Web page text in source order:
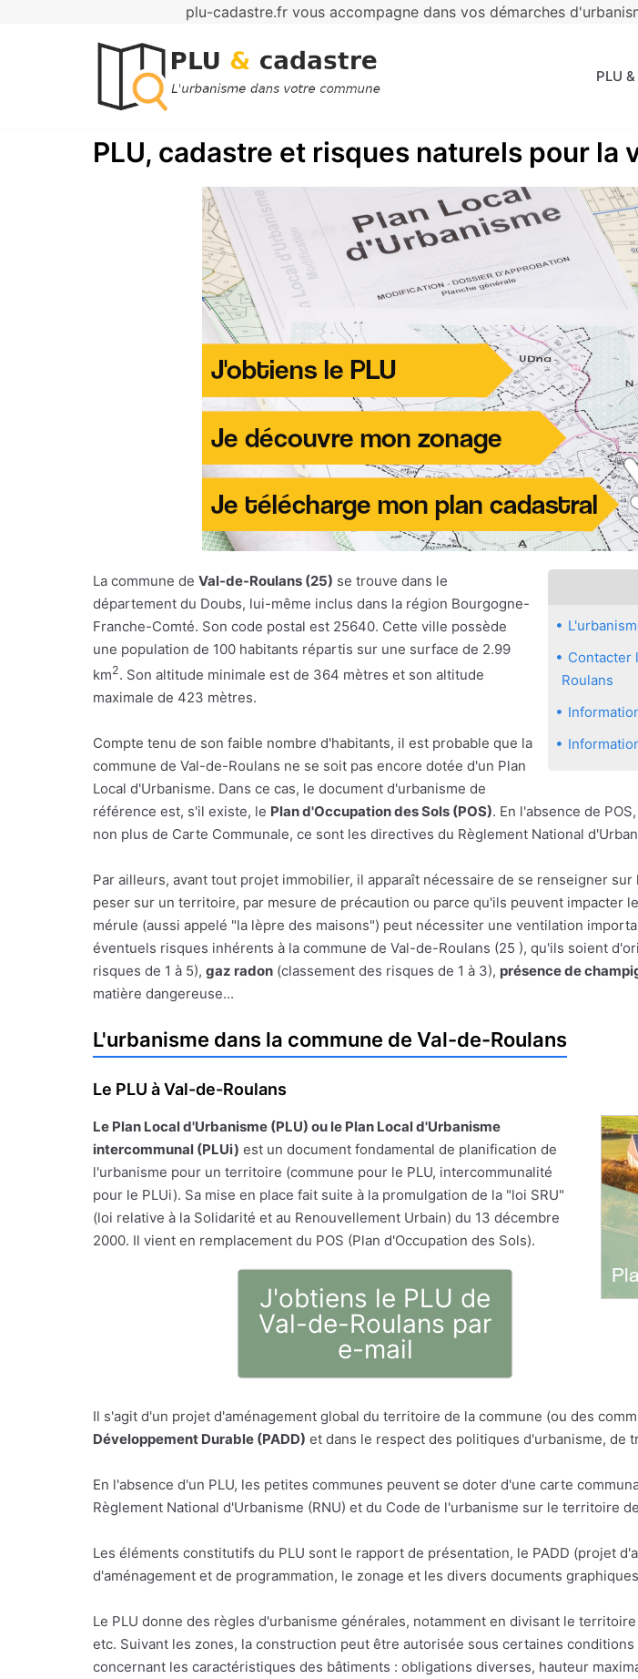
plu-cadastre.fr vous accompagne dans vos démarches
PLU
PLU, cadastre et risques naturels pour la
Contacter
Roulans
La commune de Val-de-Roulans (25) se trouve dans le
département du Doubs, lui-même inclus dans la région Bourgogne-
Franche-Comté. Son code postal est 25640. Cette ville possède
une population de 100 habitants répartis sur une surface de 2.99
km2. Son altitude minimale est de 364 mètres et son altitude
maximale de 423 mètres.
Compte tenu de son faible nombre d'habitants, il est probable que la
commune de Val-de-Roulans ne se soit pas encore dotée d'un Plan
Local d'Urbanisme. Dans ce cas, le document d'urbanisme de
référence est, s'il existe, le Plan d'Occupation des Sols (POS). En l'absence de
non plus de Carte Communale, ce sont les directives du Règlement National
Par ailleurs, avant tout projet immobilier, il apparaît nécessaire de se renseigner
peser sur un territoire, par mesure de précaution ou parce qu'ils peuvent impacter
mérule (aussi appelé "la lèpre des maisons") peut nécessiter une ventilation
éventuels risques inhérents à la commune de Val-de-Roulans (25 ), qu'ils soient
risques de 1 à 5), gaz radon (classement des risques de 1 à 3), présence de
matière dangereuse...
L'urbanisme dans la commune de Val-de-Roulans
Le PLU à Val-de-Roulans
Le Plan Local d'Urbanisme (PLU) ou le Plan Local d'Urbanisme
intercommunal (PLUi) est un document fondamental de planification de
l'urbanisme pour un territoire (commune pour le PLU, intercommunalité
pour le PLUi). Sa mise en place fait suite à la promulgation de la "loi SRU"
(loi relative à la Solidarité et au Renouvellement Urbain) du 13 décembre
2000. Il vient en remplacement du POS (Plan d'Occupation des Sols).
J'obtiens le PLU de
Val-de-Roulans par
e-mail
Il s'agit d'un projet d'aménagement global du territoire de la commune (ou des
Développement Durable (PADD) et dans le respect des politiques d'urbanisme, de
En l'absence d'un PLU, les petites communes peuvent se doter d'une carte
Règlement National d'Urbanisme (RNU) et du Code de l'urbanisme sur le territoire
Les éléments constitutifs du PLU sont le rapport de présentation, le PADD (projet
d'aménagement et de programmation, le zonage et les divers documents
Le PLU donne des règles d'urbanisme générales, notamment en divisant le
etc. Suivant les zones, la construction peut être autorisée sous certaines
concernant les caractéristiques des bâtiments : obligations diverses, hauteur